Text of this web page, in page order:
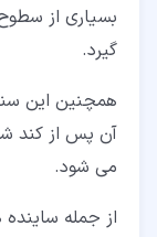
بسیاری از
گیرد.
همچنین این
آن پس از کند
می شود.
از جمله